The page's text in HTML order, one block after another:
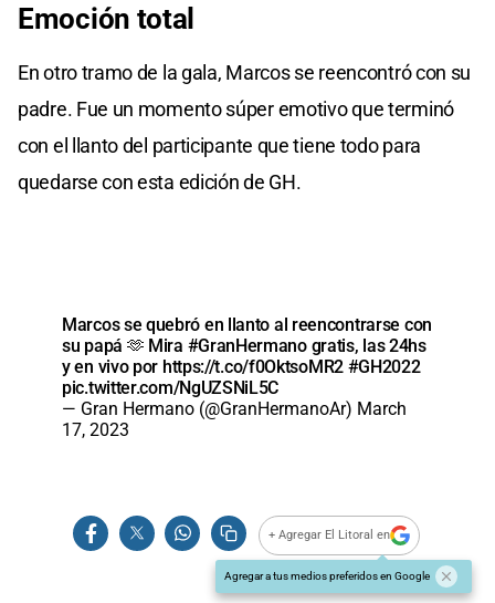
Emoción total
En otro tramo de la gala, Marcos se reencontró con su
padre. Fue un momento súper emotivo que terminó
con el llanto del participante que tiene todo para
quedarse con esta edición de GH.
Marcos se quebró en llanto al reencontrarse con
su papá 🫶 Mira #GranHermanogratis, las 24hs
y en vivo por https://t.co/f0OktsoMR2 #GH2022
pic.twitter.com/NgUZSNiL5C
— Gran Hermano (@GranHermanoAr) March
17, 2023
+ Agregar El Litoral en
Agregar a tus medios preferidos en Google